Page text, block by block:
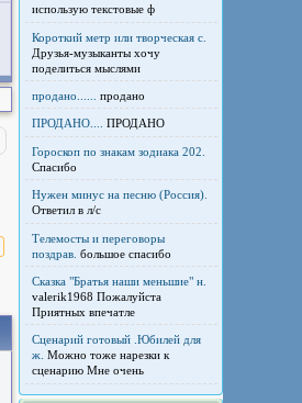
использую текстовые ф
Короткий метр или творческая с.
Друзья-музыканты хочу
поделиться мыслями
продано...... продано
ПРОДАНО.... ПРОДАНО
Гороскоп по знакам зодиака 202.
Спасибо
Нужен минус на песню (Россия).
Ответил в л/с
Телемосты и переговоры
поздрав. большое спасибо
Сказка "Братья наши меньшие" н.
valerik1968 Пожалуйста
Приятных впечатле
Сценарий готовый .Юбилей для
ж. Можно тоже нарезки к
сценарию Мне очень